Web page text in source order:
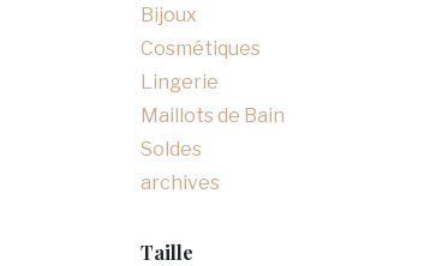
Bijoux
Cosmétiques
Lingerie
Maillots de Bain
Soldes
archives
Taille